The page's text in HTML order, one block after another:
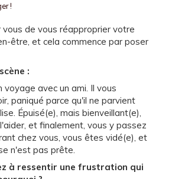
!
de vous réapproprier votre
être, et cela commence par poser
:
voyage avec un ami. Il vous
paniqué parce qu'il ne parvient
Épuisé(e), mais bienveillant(e),
et finalement, vous y passez
chez vous, vous êtes vidé(e), et
n'est pas prête.
à ressentir une frustration qui